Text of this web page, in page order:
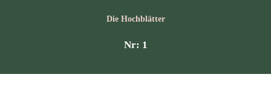
Die Hochblätter
Nr: 1